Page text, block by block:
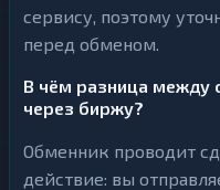
сервису, поэтому
перед обменом.
В чём разница между
через биржу?
Обменник проводит
действие: вы